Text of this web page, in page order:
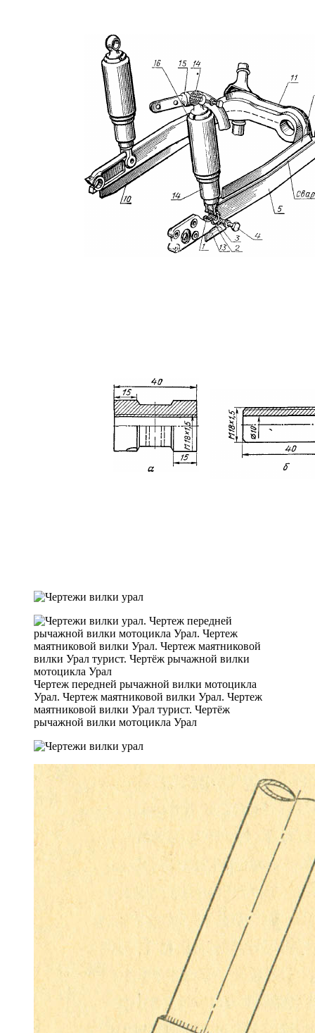
Чертеж передней рычажной вилки мотоцикла
Урал. Чертеж маятниковой вилки Урал. Чертеж
маятниковой вилки Урал турист. Чертёж
рычажной вилки мотоцикла Урал